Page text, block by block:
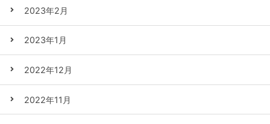
2023年2月
2023年1月
2022年12月
2022年11月